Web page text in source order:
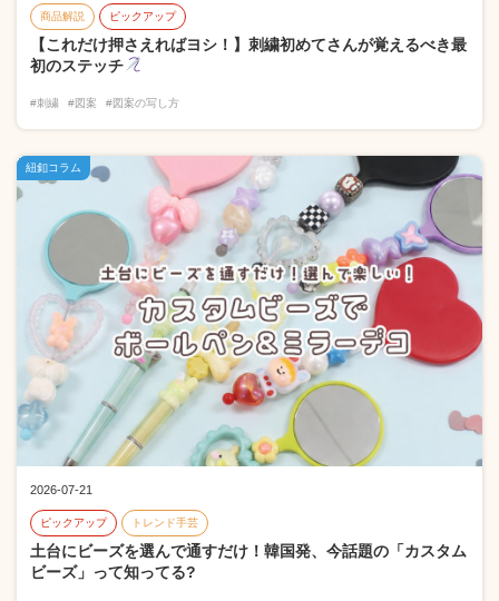
商品解説 ピックアップ
【これだけ押さえればヨシ！】刺繍初めてさんが覚えるべき最
初のステッチ
#刺繍 #図案 #図案の写し方
2026-07-21
ピックアップ トレンド手芸
土台にビーズを選んで通すだけ！韓国発、今話題の「カスタム
ビーズ」って知ってる?
紐釦コラム